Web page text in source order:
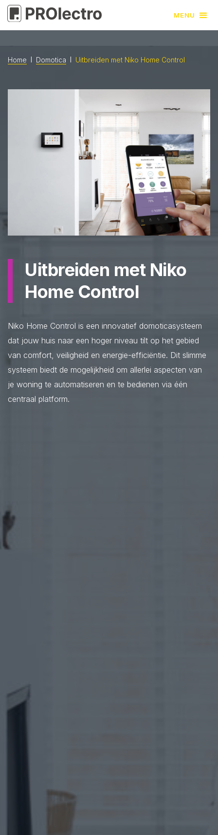
MENU
Home l Domotica l Uitbreiden met Niko Home Control
Uitbreiden met Niko
Home Control
Niko Home Control is een innovatief domoticasysteem
dat jouw huis naar een hoger niveau tilt op het gebied
van comfort, veiligheid en energie-efficiëntie. Dit slimme
systeem biedt de mogelijkheid om allerlei aspecten van
je woning te automatiseren en te bedienen via één
centraal platform.